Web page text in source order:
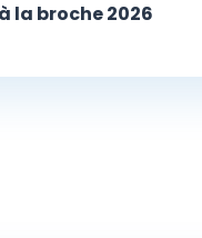
la broche 2026